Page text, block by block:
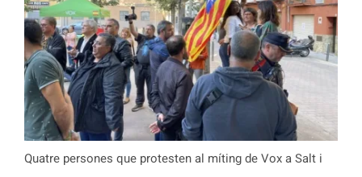
Quatre persones que protesten al míting de Vox a Salt i